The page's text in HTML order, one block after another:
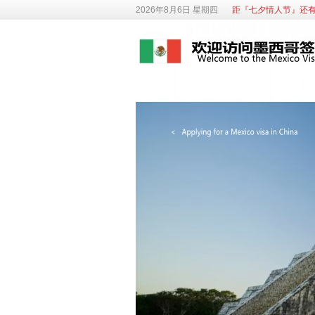
2026年8月6日 星期四 距『七夕情人节』还